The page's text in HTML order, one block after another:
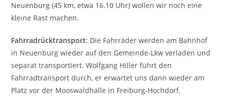
Neuenburg (45 km, etwa 16.10 Uhr) wollen wir noch eine
kleine Rast machen.
Fahrradrücktransport: Die Fahrräder werden am Bahnhof
in Neuenburg wieder auf den Gemeinde-Lkw verladen und
separat transportiert. Wolfgang Hiller führt den
Fahrradtransport durch, er erwartet uns dann wieder am
Platz vor der Mooswaldhalle in Freiburg-Hochdorf.